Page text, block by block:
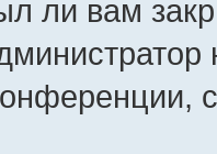
ли вам